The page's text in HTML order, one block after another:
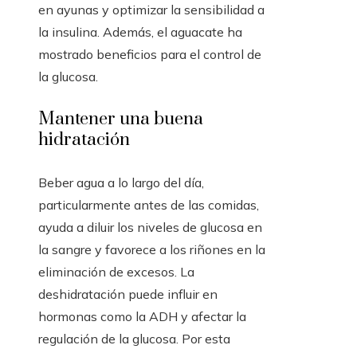
en ayunas y optimizar la sensibilidad a
la insulina. Además, el aguacate ha
mostrado beneficios para el control de
la glucosa.
Mantener una buena
hidratación
Beber agua a lo largo del día,
particularmente antes de las comidas,
ayuda a diluir los niveles de glucosa en
la sangre y favorece a los riñones en la
eliminación de excesos. La
deshidratación puede influir en
hormonas como la ADH y afectar la
regulación de la glucosa. Por esta